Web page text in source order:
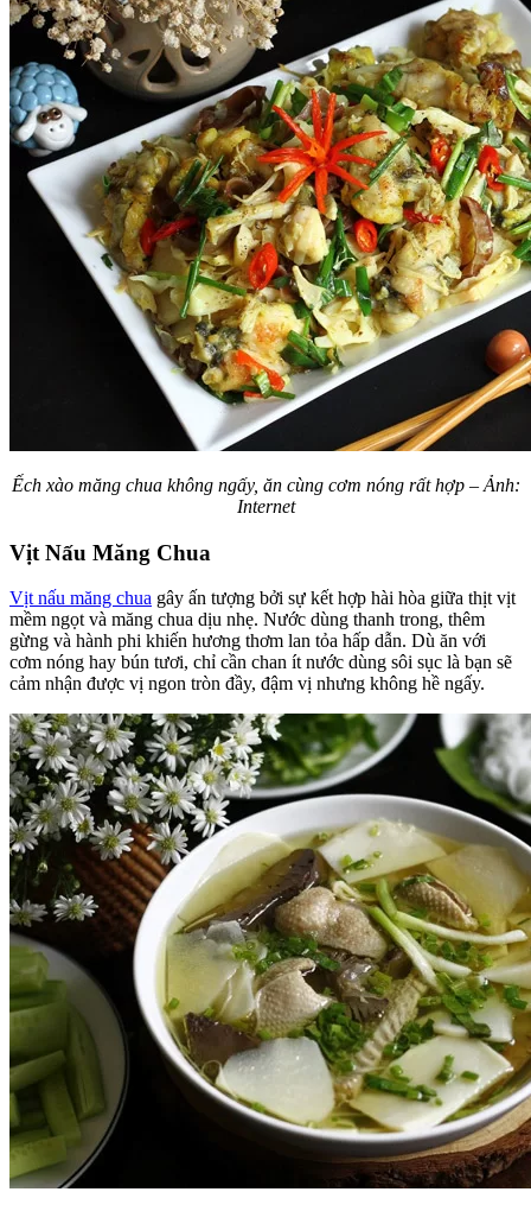
Ếch xào măng chua không ngấy, ăn cùng cơm nóng rất hợp – Ảnh:
Internet
Vịt Nấu Măng Chua
Vịt nấu măng chua gây ấn tượng bởi sự kết hợp hài hòa giữa thịt vịt
mềm ngọt và măng chua dịu nhẹ. Nước dùng thanh trong, thêm
gừng và hành phi khiến hương thơm lan tỏa hấp dẫn. Dù ăn với
cơm nóng hay bún tươi, chỉ cần chan ít nước dùng sôi sục là bạn sẽ
cảm nhận được vị ngon tròn đầy, đậm vị nhưng không hề ngấy.